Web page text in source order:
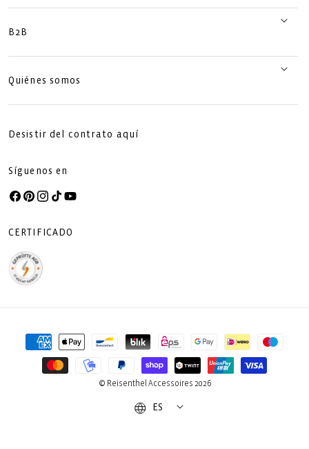
B2B
Quiénes somos
Desistir del contrato aquí
Síguenos en
Facebook
Pinterest
Instagram
TikTokYouTube
CERTIFICADO
Formas
© Reisenthel Accessoires 2026
ES